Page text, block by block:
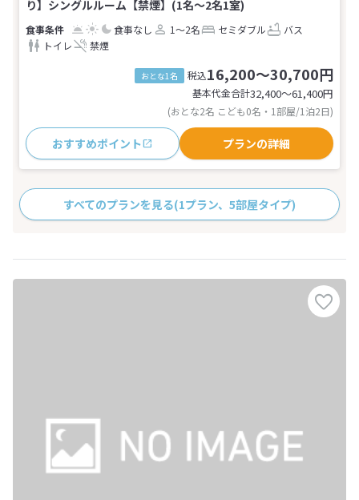
り】シングルルーム【禁煙】(1名～2名1室)
食事なし 1～2名 セミダブル
バス
トイレ
禁煙
おとな1名 税込16,200～30,700円
基本代金合計32,400〜61,400円
(おとな2名 こども0名・1部屋/1泊2日)
おすすめポイント プランの詳細
すべてのプランを見る(1プラン、5部屋タイプ)